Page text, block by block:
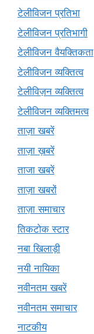
टेलीविजन प्रतिभा
टेलीविजन प्रतिभागी
टेलीविजन वैयक्तिकता
टेलीविजन व्यक्तित्व
टेलीविज़न व्यक्तित्व
टेलीविजन व्यक्तिमत्व
ताज़ा खबरें
ताज़ा ख़बरें
ताजा खबरें
ताज़ा खबरों
ताज़ा समाचार
तिकटोक स्टार
नबा खिलाड़ी
नयी नायिका
नवीनतम खबरें
नवीनतम समाचार
नाटकीय